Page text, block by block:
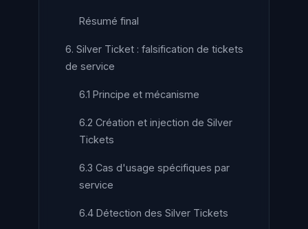
Résumé final
6. Silver Ticket : falsification de tickets
de service
6.1 Principe et mécanisme
6.2 Création et injection de Silver
Tickets
6.3 Cas d'usage spécifiques par
service
6.4 Détection des Silver Tickets